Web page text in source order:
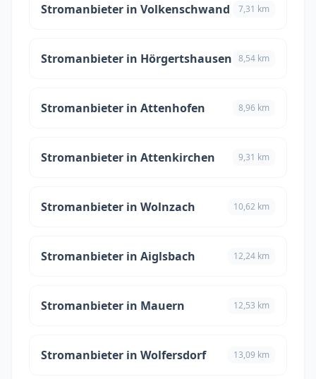
Stromanbieter in Volkenschwand 7,31 km
Stromanbieter in Hörgertshausen 8,54 km
Stromanbieter in Attenhofen 8,96 km
Stromanbieter in Attenkirchen 9,31 km
Stromanbieter in Wolnzach 10,62 km
Stromanbieter in Aiglsbach 12,24 km
Stromanbieter in Mauern 12,53 km
Stromanbieter in Wolfersdorf 13,09 km